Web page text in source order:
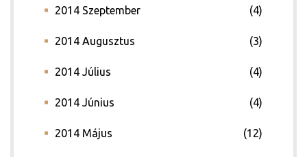
2014 Szeptember (4)
2014 Augusztus (3)
2014 Július (4)
2014 Június (4)
2014 Május (12)